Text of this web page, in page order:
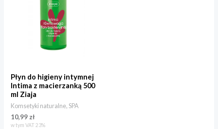
Płyn do higieny intymnej
Intima z macierzanką 500
ml Ziaja
Komsetyki naturalne, SPA
10,99zł
w tym VAT 23%